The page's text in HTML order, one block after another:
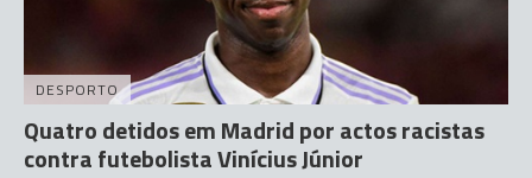
DESPORTO
Quatro detidos em Madrid por actos racistas
contra futebolista Vinícius Júnior